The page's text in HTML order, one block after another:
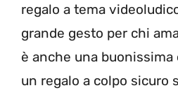
regalo a tema
grande gesto per chi
è anche una
un regalo a colpo sicuro